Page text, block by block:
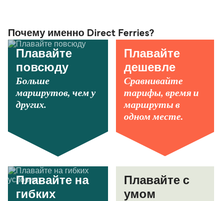
Почему именно Direct Ferries?
Плавайте
повсюду
Больше
маршрутов, чем у
других.
Плавайте
дешевле
Сравнивайте
тарифы, время и
маршруты в
одном месте.
Плавайте на
гибких
Плавайте с
умом